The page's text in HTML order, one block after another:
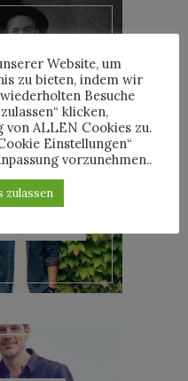
Website, um
zu bieten, indem wir
Besuche
klicken,
von ALLEN Cookies zu.
Einstellungen“
vorzunehmen..
zulassen